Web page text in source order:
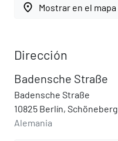
place Mostrar en el mapa
Dirección
Badensche Straße
Badensche Straße
10825 Berlín, Schöneberg
Alemania